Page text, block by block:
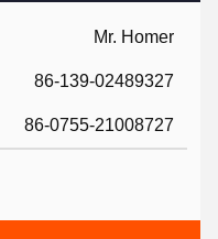
Mr. Homer
86-139-02489327
86-0755-21008727